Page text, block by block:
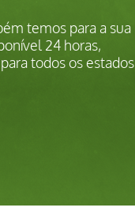
temos para a sua
24 horas,
todos os estados